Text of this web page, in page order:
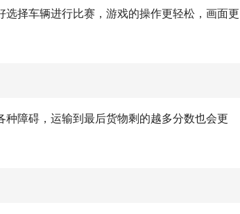
择车辆进行比赛，游戏的操作更轻松，画面更
障碍，运输到最后货物剩的越多分数也会更